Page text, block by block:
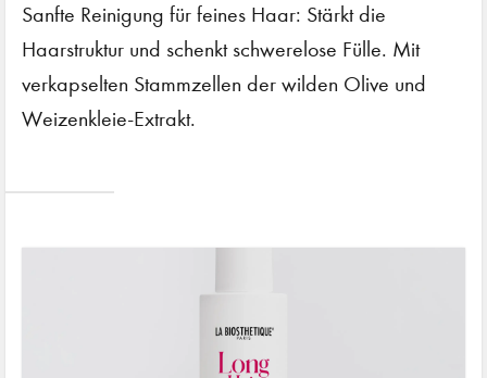
Sanfte Reinigung für feines Haar: Stärkt die
Haarstruktur und schenkt schwerelose Fülle. Mit
verkapselten Stammzellen der wilden Olive und
Weizenkleie-Extrakt.